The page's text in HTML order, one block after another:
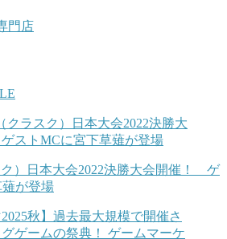
門店
）日本大会2022決勝大会開催！ ゲ
が登場